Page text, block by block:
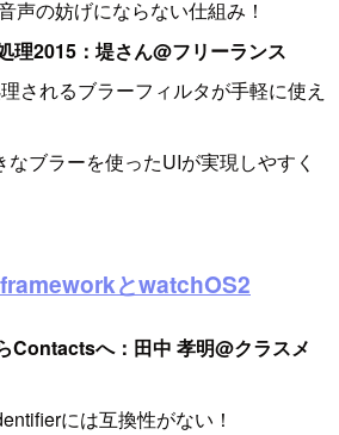
声の妨げにならない仕組み！
理2015：堤さん@フリーランス
されるブラーフィルタが手軽に使え
ブラーを使ったUIが実現しやすく
とwatchOS2
へ：田中 孝明@クラスメ
には互換性がない！